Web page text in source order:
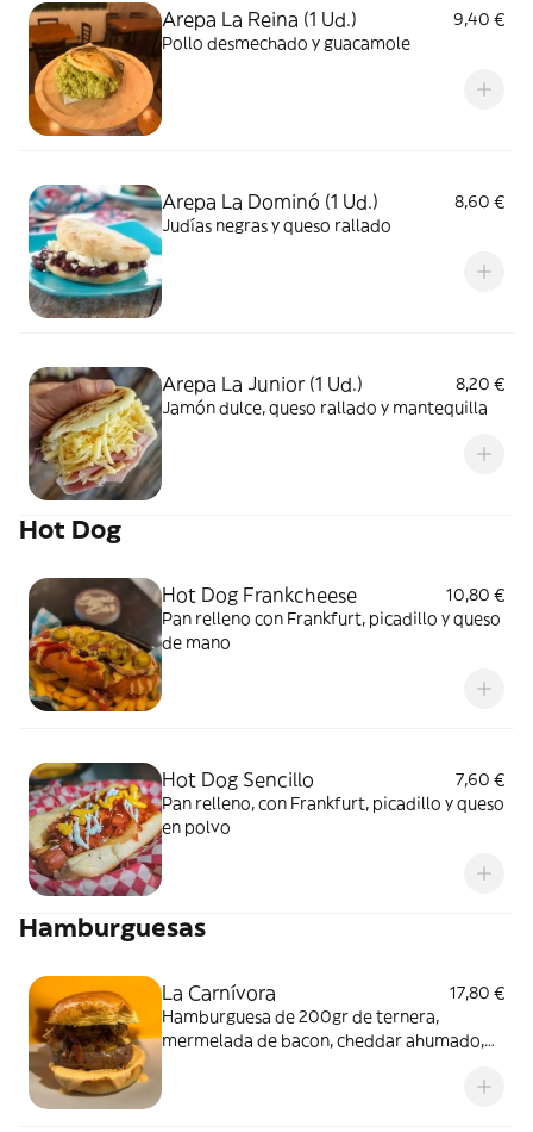
Arepa La Reina (1 Ud.)
9,40 €
Pollo desmechado y guacamole
Arepa La Dominó (1 Ud.)
8,60 €
Judías negras y queso rallado
Arepa La Junior (1 Ud.)
8,20 €
Jamón dulce, queso rallado y mantequilla
Hot Dog
Hot Dog Frankcheese
10,80 €
Pan relleno con Frankfurt, picadillo y queso
de mano
Hot Dog Sencillo
7,60 €
Pan relleno, con Frankfurt, picadillo y queso
en polvo
Hamburguesas
La Carnívora
17,80 €
Hamburguesa de 200gr de ternera,
mermelada de bacon, cheddar ahumado,